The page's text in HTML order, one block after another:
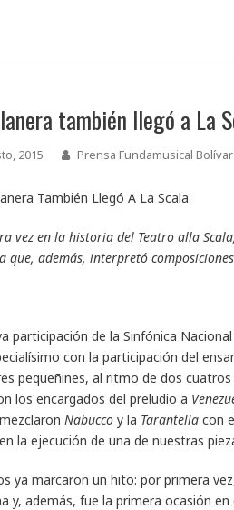
también llegó a La
2015 Prensa Fundamusical Bolívar
vez en la historia del Teatro alla
que, además, interpretó
participación de la Sinfónica
con la participación del
pequeñines, al ritmo de dos
los encargados del preludio a
Nabucco y la Tarantella con
la ejecución de una de nuestras
ya marcaron un hito: por primera
y, además, fue la primera ocasión